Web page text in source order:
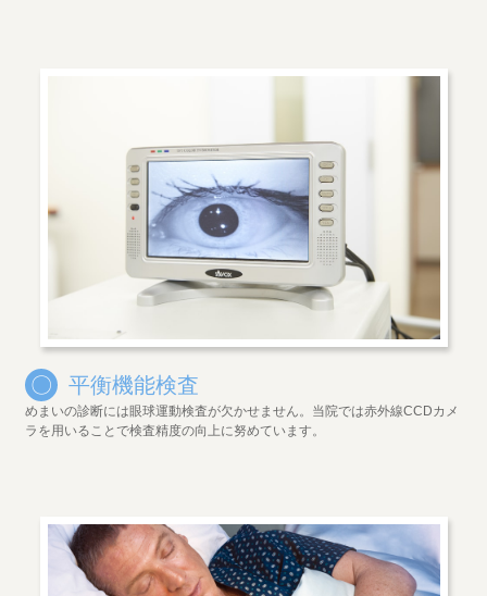
〇 平衡機能検査
めまいの診断には眼球運動検査が欠かせません。当院では赤外線CCDカメ
ラを用いることで検査精度の向上に努めています。